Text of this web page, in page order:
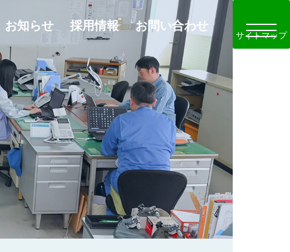
toggle
サイトマップ
お知らせ 採用情報 お問い合わせ